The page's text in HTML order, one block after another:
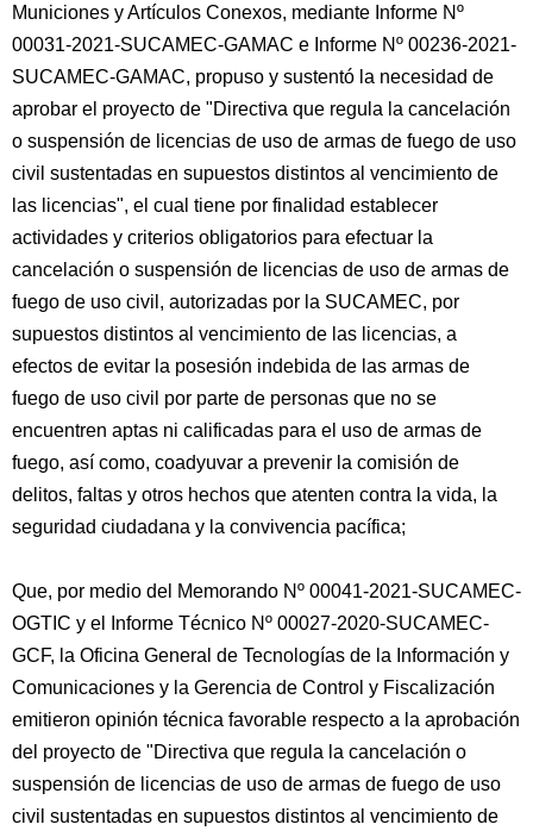
Municiones y Artículos Conexos, mediante Informe Nº
00031-2021-SUCAMEC-GAMAC e Informe Nº 00236-2021-
SUCAMEC-GAMAC, propuso y sustentó la necesidad de
aprobar el proyecto de "Directiva que regula la cancelación
o suspensión de licencias de uso de armas de fuego de uso
civil sustentadas en supuestos distintos al vencimiento de
las licencias", el cual tiene por finalidad establecer
actividades y criterios obligatorios para efectuar la
cancelación o suspensión de licencias de uso de armas de
fuego de uso civil, autorizadas por la SUCAMEC, por
supuestos distintos al vencimiento de las licencias, a
efectos de evitar la posesión indebida de las armas de
fuego de uso civil por parte de personas que no se
encuentren aptas ni calificadas para el uso de armas de
fuego, así como, coadyuvar a prevenir la comisión de
delitos, faltas y otros hechos que atenten contra la vida, la
seguridad ciudadana y la convivencia pacífica;
Que, por medio del Memorando Nº 00041-2021-SUCAMEC-
OGTIC y el Informe Técnico Nº 00027-2020-SUCAMEC-
GCF, la Oficina General de Tecnologías de la Información y
Comunicaciones y la Gerencia de Control y Fiscalización
emitieron opinión técnica favorable respecto a la aprobación
del proyecto de "Directiva que regula la cancelación o
suspensión de licencias de uso de armas de fuego de uso
civil sustentadas en supuestos distintos al vencimiento de